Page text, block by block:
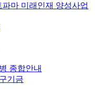
마 미래인재 양성사업
종합안내
기금